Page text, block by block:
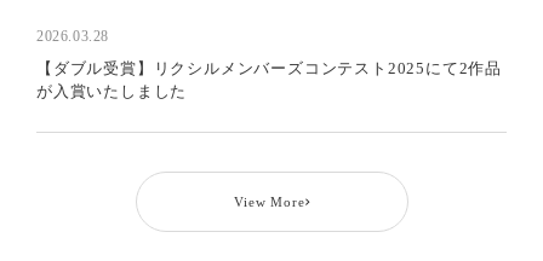
2026.03.28
【ダブル受賞】リクシルメンバーズコンテスト2025にて2作品
が入賞いたしました
View More